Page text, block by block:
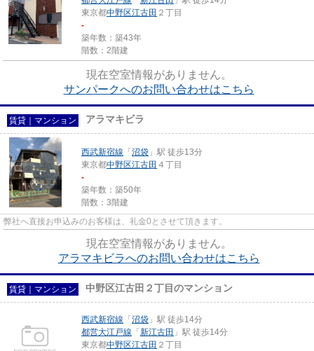
東京都中野区江古田 ２丁目
-
築年数：築43年
階数：2階建
現在空室情報がありません。
サンパークへのお問い合わせはこちら
賃貸｜マンション アラマキビラ
西武新宿線 「 沼袋 」駅 徒歩13分
東京都中野区江古田 ４丁目
-
築年数：築50年
階数：3階建
弊社へ直接お申込みのお客様は、礼金0とさせて頂きます。
現在空室情報がありません。
アラマキビラへのお問い合わせはこちら
賃貸｜マンション 中野区江古田２丁目のマンション
西武新宿線 「 沼袋 」駅 徒歩14分
都営大江戸線 「 新江古田 」駅 徒歩14分
東京都中野区江古田 ２丁目